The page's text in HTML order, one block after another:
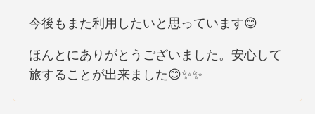
今後もまた利用したいと思っています😊
ほんとにありがとうございました。安心して
旅することが出来ました😊✨✨